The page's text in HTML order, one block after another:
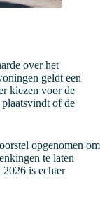
over het
geldt een
kiezen voor de
of de
opgenomen om
te laten
is echter